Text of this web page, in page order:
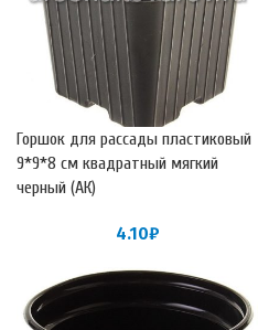
Горшок для рассады пластиковый
9*9*8 см квадратный мягкий
черный (АК)
4.10₽